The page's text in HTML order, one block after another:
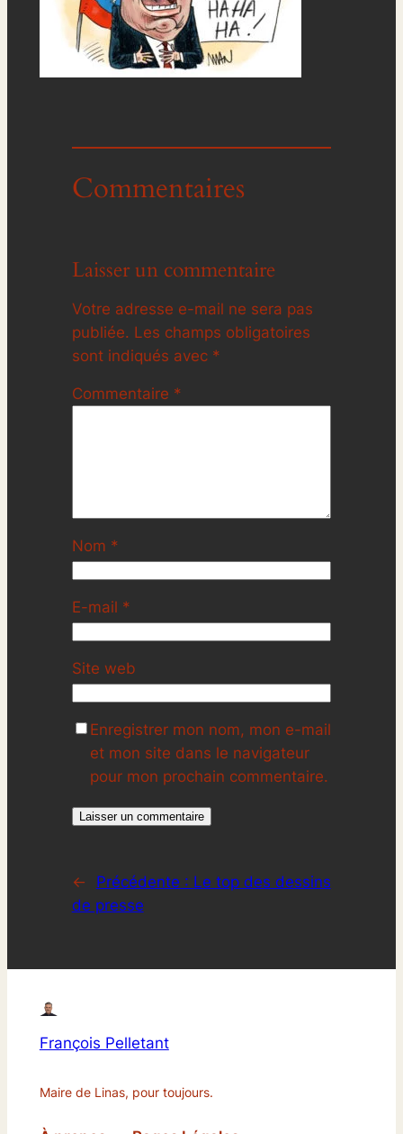
Commentaires
Laisser un commentaire
Votre adresse e-mail ne sera pas
publiée. Les champs obligatoires
sont indiqués avec *
Commentaire *
Nom *
E-mail *
Site web
Enregistrer mon nom, mon e-mail
et mon site dans le navigateur
pour mon prochain commentaire.
← Précédente : Le top des dessins
de presse
François Pelletant
Maire de Linas, pour toujours.